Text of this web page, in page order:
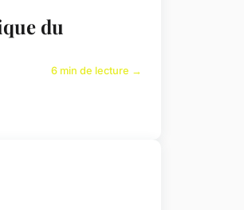
du
6 min de lecture →